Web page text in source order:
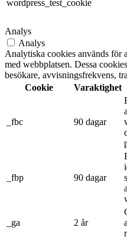
wordpress_test_cookie
Analys
Analys
Analytiska cookies används för
med webbplatsen. Dessa
besökare, avvisningsfrekvens,
Cookie
Varaktighet
_fbc 90 dagar
_fbp 90 dagar
_ga 2 år